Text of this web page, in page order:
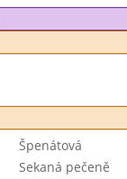
Špenátová
Sekaná pečeně